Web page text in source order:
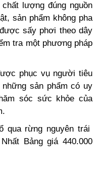
lượng đúng nguồn
sản phẩm không pha
sấy phơi theo dây
tra một phương pháp
phục vụ người tiêu
sản phẩm có uy
sóc sức khỏe của
qua rừng nguyên trái
Bảng giá 440.000